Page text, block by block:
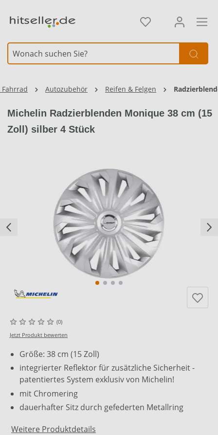
Autozubehör Reifen & Felgen
Michelin Radzierblenden Monique 38 cm (15
Zoll) silber 4 Stück
(0)
Jetzt Produkt bewerten
Größe: 38 cm (15 Zoll)
integrierter Reflektor für zusätzliche Sicherheit -
patentiertes System exklusiv von Michelin!
mit Chromering
dauerhafter Sitz durch gefederten Metallring
Weitere Produktdetails